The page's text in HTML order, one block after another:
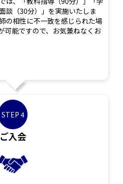
談（30分）」を実施いたしま
の相性に不一致を感じられた場
可能ですので、お気兼ねなくお
STEP 4
ご入会